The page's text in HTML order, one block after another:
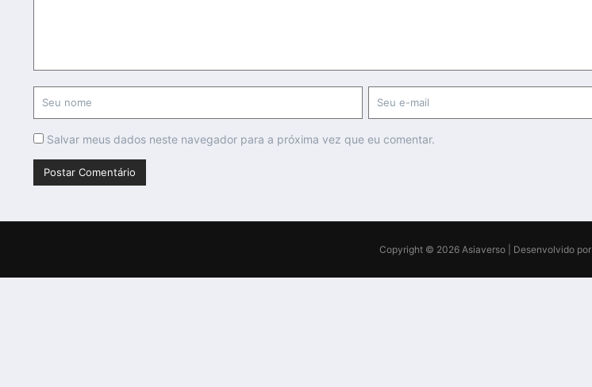
Salvar meus dados neste navegador para a próxima vez que eu comentar.
Copyright © 2026 Asiaverso | Desenvolvido por